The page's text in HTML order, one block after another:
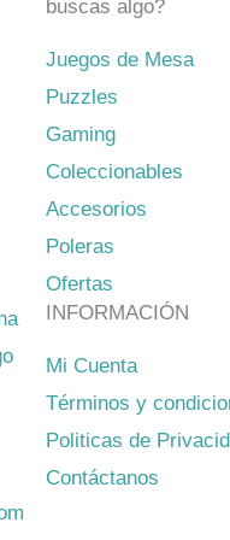
buscas algo?
Juegos de Mesa
Puzzles
Gaming
Coleccionables
Accesorios
Poleras
Ofertas
INFORMACIÓN
Mi Cuenta
Términos y
Politicas de
Contáctanos